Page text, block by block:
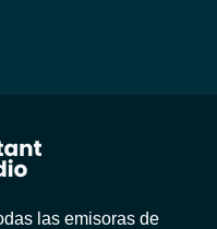
las emisoras de